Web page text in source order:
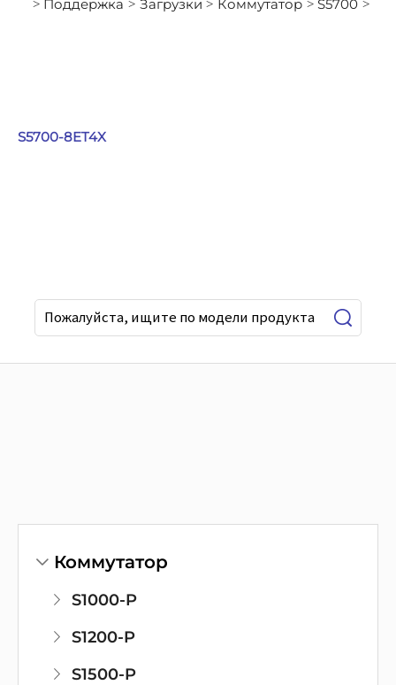
> Поддержка > Загрузки > Коммутатор > S5700 >
S5700-8ET4X
Коммутатор
S1000-P
S1200-P
S1500-P